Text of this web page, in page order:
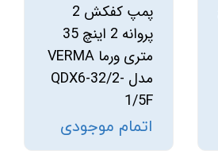
پمپ کفکش 2
پروانه 2 اینچ 35
متری ورما VERMA
مدل QDX6-32/2-
1/5F
اتمام موجودی